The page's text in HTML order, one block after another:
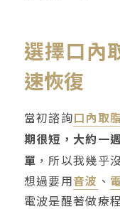
選擇口內
速恢復
當初諮詢口內取
期很短，大約一
單 ，所以我幾乎
想過要用音波 、
電波是醒著做療